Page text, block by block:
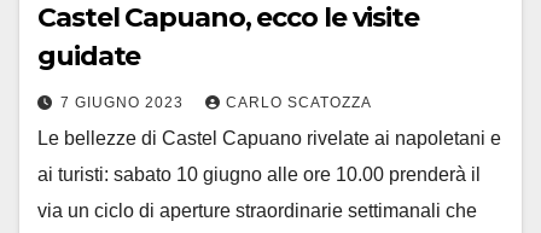
Castel Capuano, ecco le visite
guidate
7 GIUGNO 2023 CARLO SCATOZZA
Le bellezze di Castel Capuano rivelate ai napoletani e
ai turisti: sabato 10 giugno alle ore 10.00 prenderà il
via un ciclo di aperture straordinarie settimanali che